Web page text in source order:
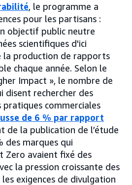
, le programme a
pour les partisans :
objectif public neutre
scientifiques d'ici
la production de rapports
chaque année. Selon le
Impact », le nombre de
disent rechercher des
pratiques commerciales
de 6 % par rapport
de la publication de l’étude
des marques qui
Zero avaient fixé des
la pression croissante des
exigences de divulgation